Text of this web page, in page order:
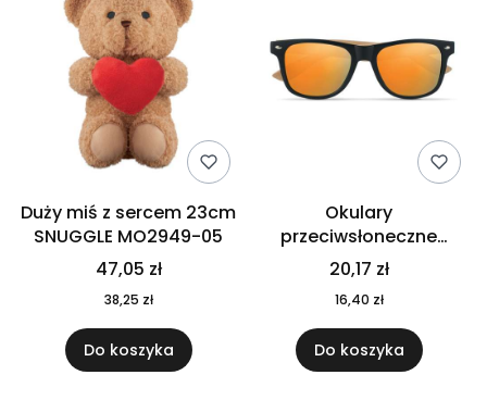
Duży miś z sercem 23cm
SNUGGLE MO2949-05
47,05 zł
38,25 zł
Do koszyka
Okulary
przeciwsłoneczne
CALIFORNIA TOUCH
MO9617-10
20,17 zł
16,40 zł
Do koszyka